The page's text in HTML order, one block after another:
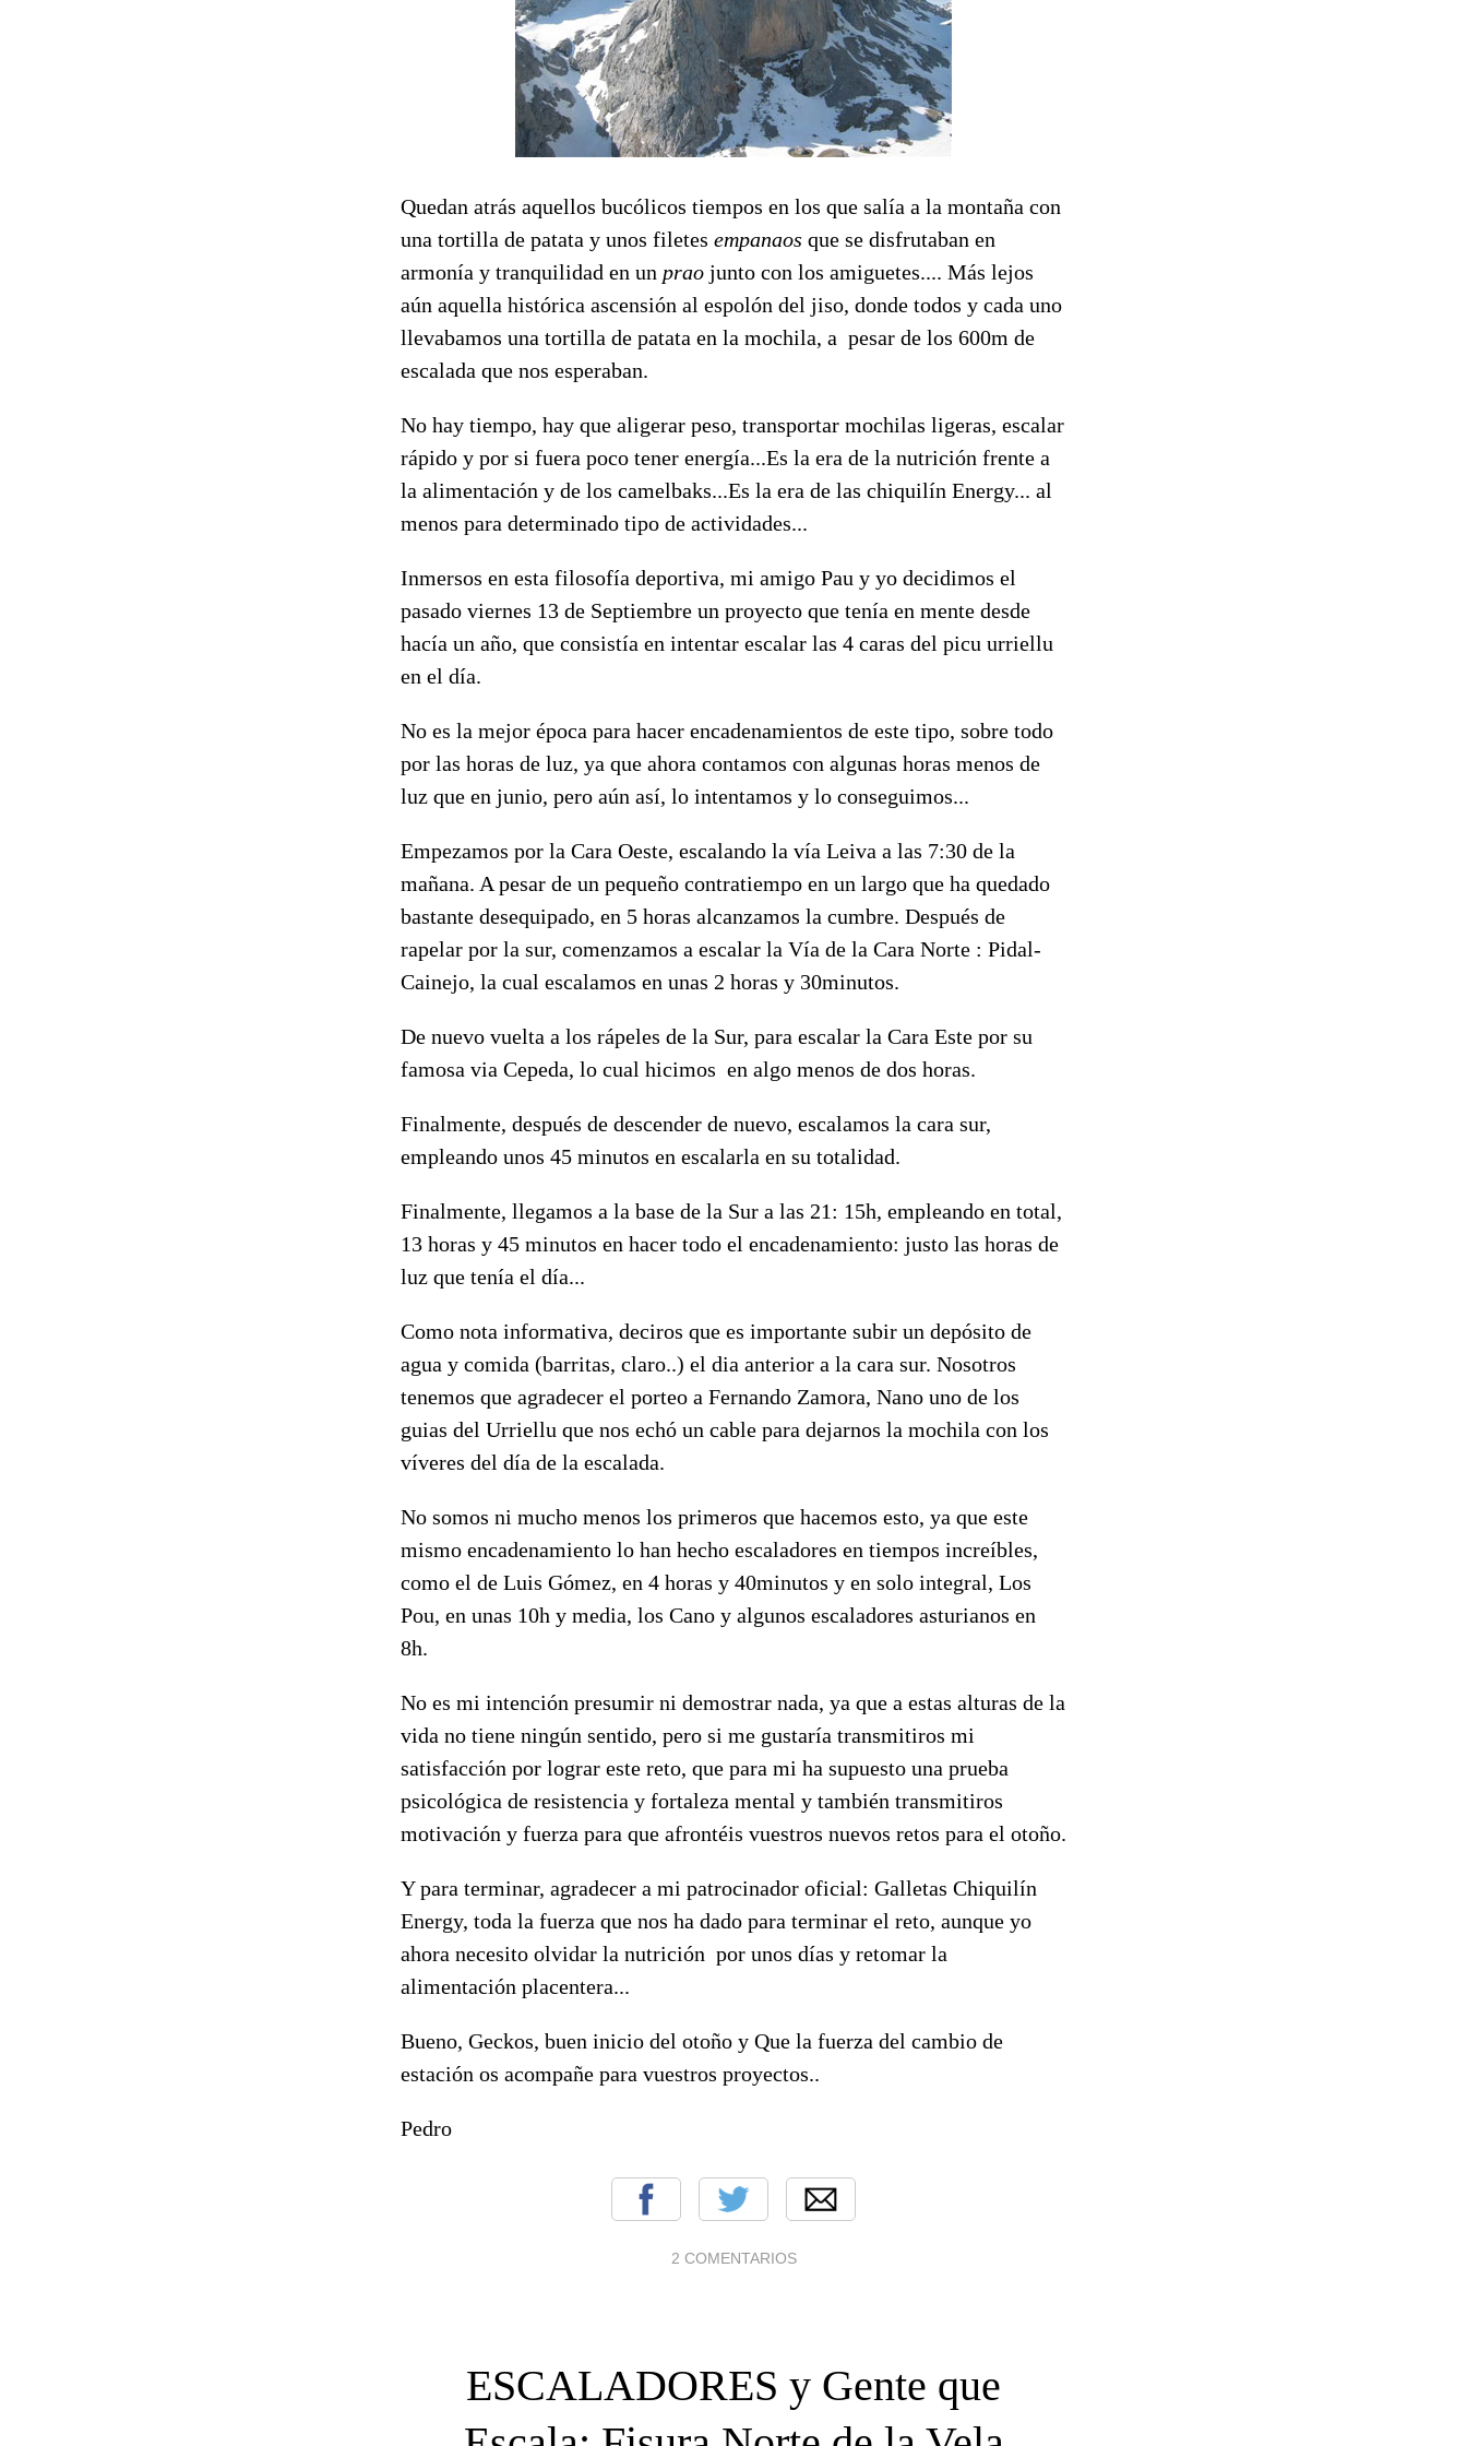
Quedan atrás aquellos bucólicos tiempos en los que salía a la montaña con
una tortilla de patata y unos filetes empanaos que se disfrutaban en
armonía y tranquilidad en un prao junto con los amiguetes.... Más lejos
aún aquella histórica ascensión al espolón del jiso, donde todos y cada uno
llevabamos una tortilla de patata en la mochila, a pesar de los 600m de
escalada que nos esperaban.
No hay tiempo, hay que aligerar peso, transportar mochilas ligeras, escalar
rápido y por si fuera poco tener energía...Es la era de la nutrición frente a
la alimentación y de los camelbaks...Es la era de las chiquilín Energy... al
menos para determinado tipo de actividades...
Inmersos en esta filosofía deportiva, mi amigo Pau y yo decidimos el
pasado viernes 13 de Septiembre un proyecto que tenía en mente desde
hacía un año, que consistía en intentar escalar las 4 caras del picu urriellu
en el día.
No es la mejor época para hacer encadenamientos de este tipo, sobre todo
por las horas de luz, ya que ahora contamos con algunas horas menos de
luz que en junio, pero aún así, lo intentamos y lo conseguimos...
Empezamos por la Cara Oeste, escalando la vía Leiva a las 7:30 de la
mañana. A pesar de un pequeño contratiempo en un largo que ha quedado
bastante desequipado, en 5 horas alcanzamos la cumbre. Después de
rapelar por la sur, comenzamos a escalar la Vía de la Cara Norte : Pidal-
Cainejo, la cual escalamos en unas 2 horas y 30minutos.
De nuevo vuelta a los rápeles de la Sur, para escalar la Cara Este por su
famosa via Cepeda, lo cual hicimos en algo menos de dos horas.
Finalmente, después de descender de nuevo, escalamos la cara sur,
empleando unos 45 minutos en escalarla en su totalidad.
Finalmente, llegamos a la base de la Sur a las 21: 15h, empleando en total,
13 horas y 45 minutos en hacer todo el encadenamiento: justo las horas de
luz que tenía el día...
Como nota informativa, deciros que es importante subir un depósito de
agua y comida (barritas, claro..) el dia anterior a la cara sur. Nosotros
tenemos que agradecer el porteo a Fernando Zamora, Nano uno de los
guias del Urriellu que nos echó un cable para dejarnos la mochila con los
víveres del día de la escalada.
No somos ni mucho menos los primeros que hacemos esto, ya que este
mismo encadenamiento lo han hecho escaladores en tiempos increíbles,
como el de Luis Gómez, en 4 horas y 40minutos y en solo integral, Los
Pou, en unas 10h y media, los Cano y algunos escaladores asturianos en
8h.
No es mi intención presumir ni demostrar nada, ya que a estas alturas de la
vida no tiene ningún sentido, pero si me gustaría transmitiros mi
satisfacción por lograr este reto, que para mi ha supuesto una prueba
psicológica de resistencia y fortaleza mental y también transmitiros
motivación y fuerza para que afrontéis vuestros nuevos retos para el otoño.
Y para terminar, agradecer a mi patrocinador oficial: Galletas Chiquilín
Energy, toda la fuerza que nos ha dado para terminar el reto, aunque yo
ahora necesito olvidar la nutrición por unos días y retomar la
alimentación placentera...
Bueno, Geckos, buen inicio del otoño y Que la fuerza del cambio de
estación os acompañe para vuestros proyectos..
Pedro
2 COMENTARIOS
ESCALADORES y Gente que